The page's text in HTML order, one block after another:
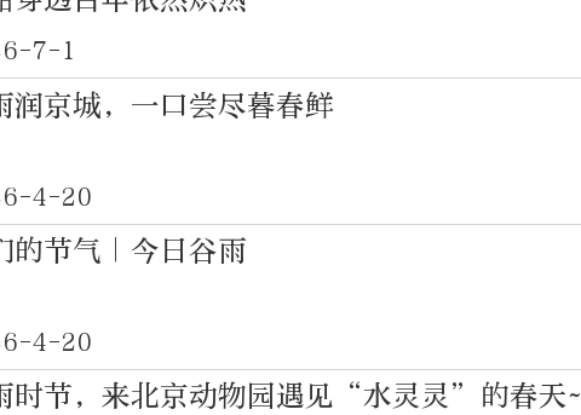
7-1
润京城，一口尝尽暮春鲜
4-20
的节气｜今日谷雨
4-20
时节，来北京动物园遇见“水灵灵”的春天~